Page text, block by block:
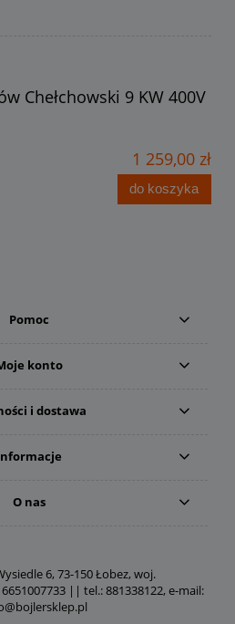
Chełchowski 9 KW 400V
1 259,00 zł
do koszyka
Pomoc
konto
i dostawa
O nas
6, 73-150 Łobez, woj.
|| tel.: 881338122, e-mail: